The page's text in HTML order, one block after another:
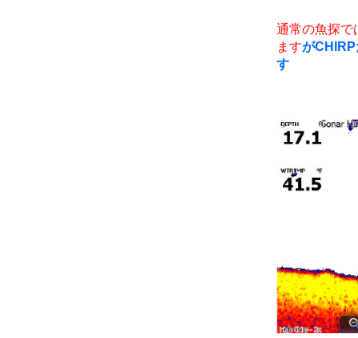
通常の魚探で
ますが
す